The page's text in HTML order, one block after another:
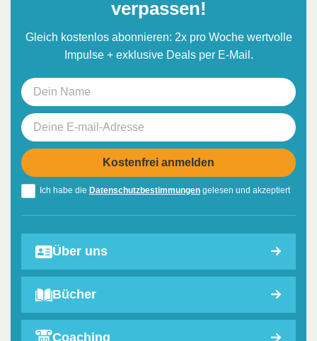
verpassen!
Gleich kostenlos abonnieren: 2x pro Woche wertvolle
Impulse + exklusive Deals per E-Mail.
Ich habe die Datenschutzbestimmungen gelesen und akzeptiert
Über uns
Bücher
Coaching